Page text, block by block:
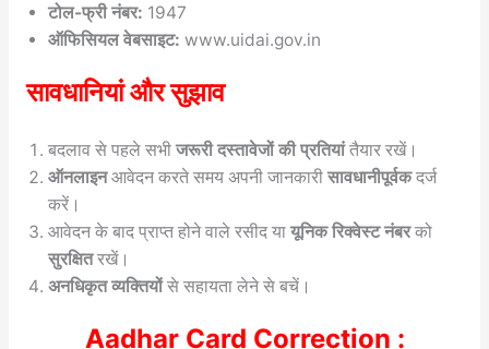
टोल-फ्री नंबर: 1947
ऑफिसियल वेबसाइट: www.uidai.gov.in
सावधानियां और सुझाव
बदलाव से पहले सभी जरूरी दस्तावेजों की प्रतियांतैयार रखें।
ऑनलाइनआवेदन करते समय अपनी जानकारी सावधानीपूर्वकदर्ज
करें।
आवेदन के बाद प्राप्त होने वाले रसीद या यूनिक रिक्वेस्ट नंबरको
सुरक्षितरखें।
अनधिकृत व्यक्तियोंसे सहायता लेने से बचें।
Aadhar Card Correction :